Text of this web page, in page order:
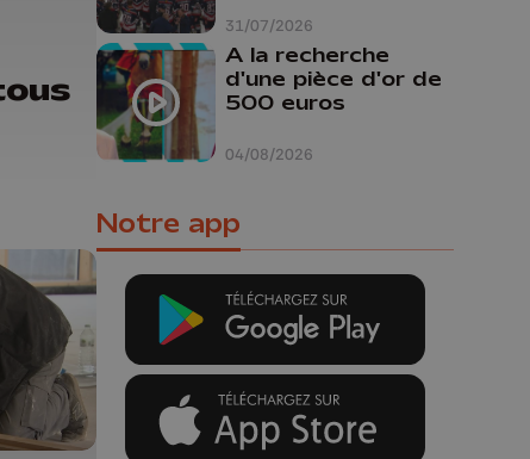
31/07/2026
04/08/2026
A la recherche
d'une pièce d'or de
500 euros
Notre app